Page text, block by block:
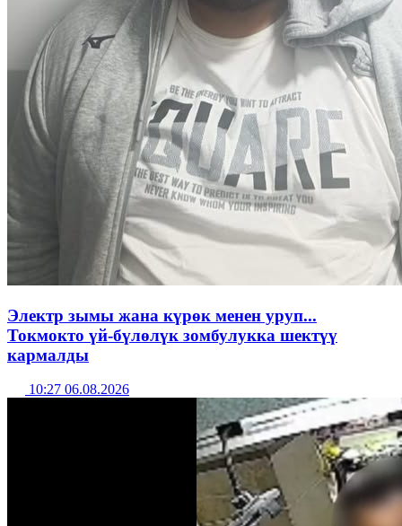
Электр зымы жана күрөк менен уруп...
Токмокто үй-бүлөлүк зомбулукка шектүү
кармалды
10:27 06.08.2026